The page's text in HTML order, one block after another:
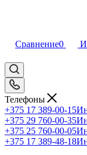
Сравнение0
Телефоны
+375 17 389-00-15
+375 29 760-00-35
+375 25 760-00-05
+375 17 389-48-18